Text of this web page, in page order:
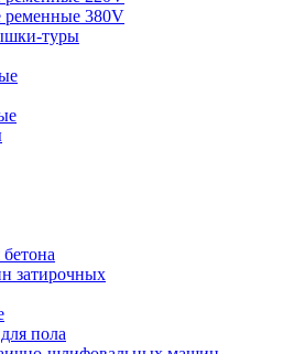
ременные 380V
туры
затирочных
пола